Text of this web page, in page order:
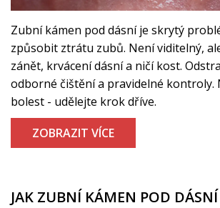
Zubní kámen pod dásní je skrytý
způsobit ztrátu zubů. Není viditelný,
zánět, krvácení dásní a ničí kost.
odborné čištění a pravidelné kontroly.
bolest - udělejte krok dříve.
ZOBRAZIT VÍCE
JAK ZUBNÍ KÁMEN POD